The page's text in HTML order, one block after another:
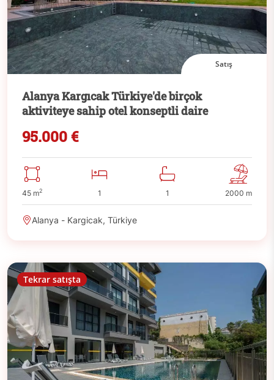
Satış
Alanya Kargıcak Türkiye'de birçok
aktiviteye sahip otel konseptli daire
95.000 €
45 m2 1 1 2000 m
Alanya - Kargicak, Türkiye
Tekrar satışta